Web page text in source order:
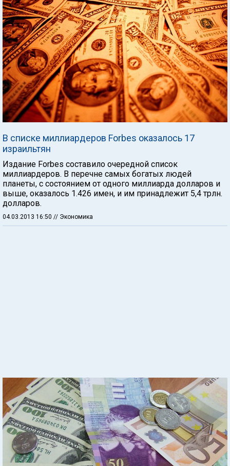
В списке миллиардеров Forbes оказалось 17
израильтян
Издание Forbes составило очередной список
миллиардеров. В перечне самых богатых людей
планеты, с состоянием от одного миллиарда долларов и
выше, оказалось 1.426 имен, и им принадлежит 5,4 трлн.
долларов.
04.03.2013 16:50 // Экономика